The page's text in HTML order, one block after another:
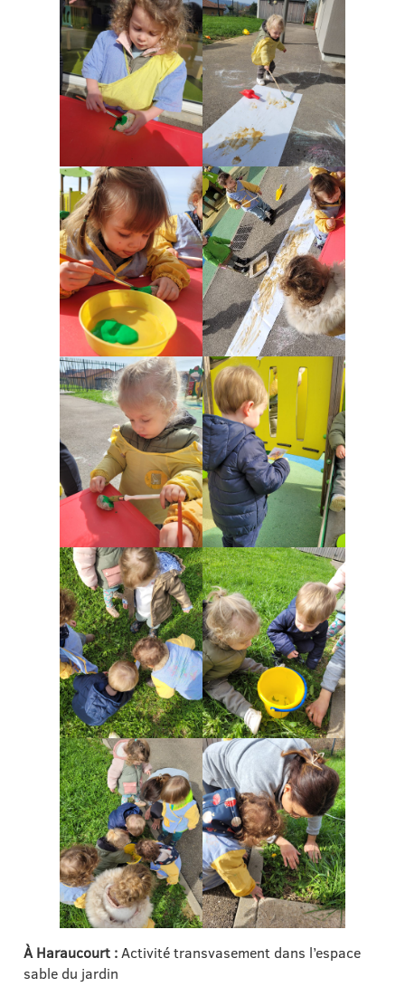
À Haraucourt :Activité transvasement dans l’espace
sable du jardin